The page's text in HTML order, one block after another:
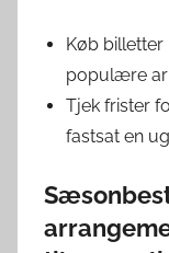
Køb
populære
Tjek frister
fastsat en